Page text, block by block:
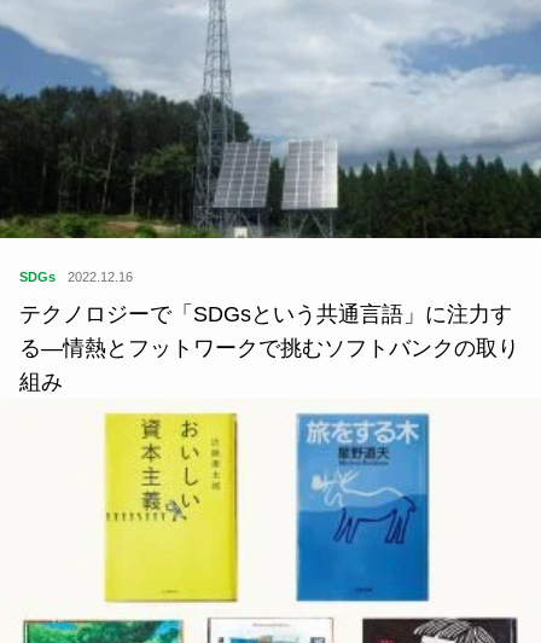
SDGs 2022.12.16
テクノロジーで「SDGsという共通言語」に注力す
る―情熱とフットワークで挑むソフトバンクの取り
組み